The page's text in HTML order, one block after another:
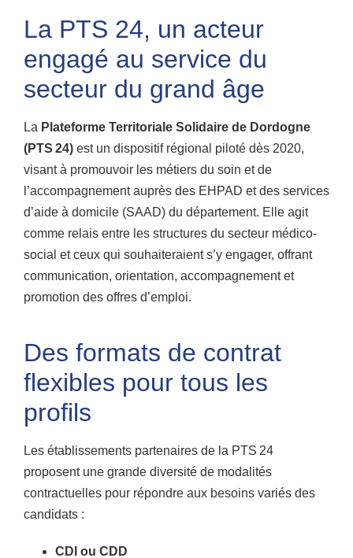
La PTS 24, un acteur
engagé au service du
secteur du grand âge
La Plateforme Territoriale Solidaire de Dordogne
(PTS 24) est un dispositif régional piloté dès 2020,
visant à promouvoir les métiers du soin et de
l’accompagnement auprès des EHPAD et des services
d’aide à domicile (SAAD) du département. Elle agit
comme relais entre les structures du secteur médico-
social et ceux qui souhaiteraient s’y engager, offrant
communication, orientation, accompagnement et
promotion des offres d’emploi.
Des formats de contrat
flexibles pour tous les
profils
Les établissements partenaires de la PTS 24
proposent une grande diversité de modalités
contractuelles pour répondre aux besoins variés des
candidats :
CDI ou CDD